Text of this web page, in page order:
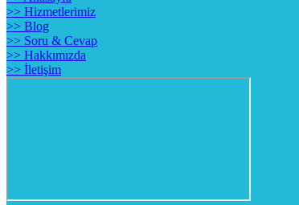
>> Hizmetlerimiz
>> Blog
>> Soru & Cevap
>> Hakkımızda
>> İletişim